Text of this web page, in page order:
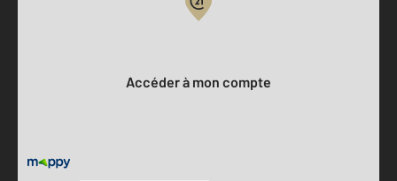
Accéder à mon compte